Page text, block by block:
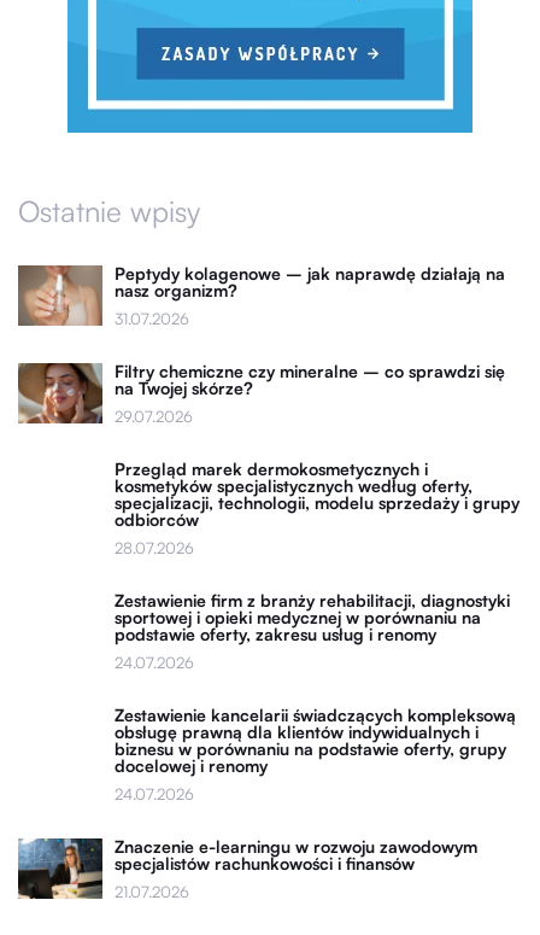
Ostatnie wpisy
Peptydy kolagenowe – jak naprawdę działają na
nasz organizm?
31.07.2026
Filtry chemiczne czy mineralne – co sprawdzi się
na Twojej skórze?
29.07.2026
Przegląd marek dermokosmetycznych i
kosmetyków specjalistycznych według oferty,
specjalizacji, technologii, modelu sprzedaży i grupy
odbiorców
28.07.2026
Zestawienie firm z branży rehabilitacji, diagnostyki
sportowej i opieki medycznej w porównaniu na
podstawie oferty, zakresu usług i renomy
24.07.2026
Zestawienie kancelarii świadczących kompleksową
obsługę prawną dla klientów indywidualnych i
biznesu w porównaniu na podstawie oferty, grupy
docelowej i renomy
24.07.2026
Znaczenie e-learningu w rozwoju zawodowym
specjalistów rachunkowości i finansów
21.07.2026